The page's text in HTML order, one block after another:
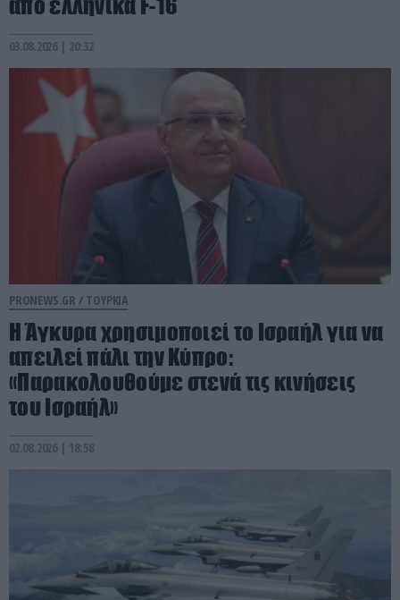
03.08.2026 | 20:32
PRONEWS.GR / ΤΟΥΡΚΙΑ
Η Άγκυρα χρησιμοποιεί το Ισραήλ για να
απειλεί πάλι την Κύπρο:
«Παρακολουθούμε στενά τις κινήσεις
του Ισραήλ»
02.08.2026 | 18:58